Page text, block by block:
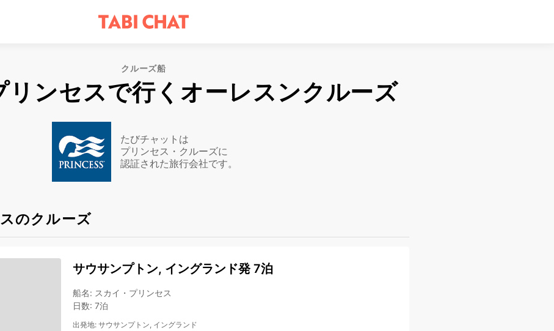
クルーズ船
リンセスで行くオーレスンクルーズ
たびチャットは
プリンセス・クルーズに
認証された旅行会社です。
のクルーズ
サウサンプトン, イングランド発 7泊
船名: スカイ・プリンセス
日数: 7泊
出発地: サウサンプトン, イングランド